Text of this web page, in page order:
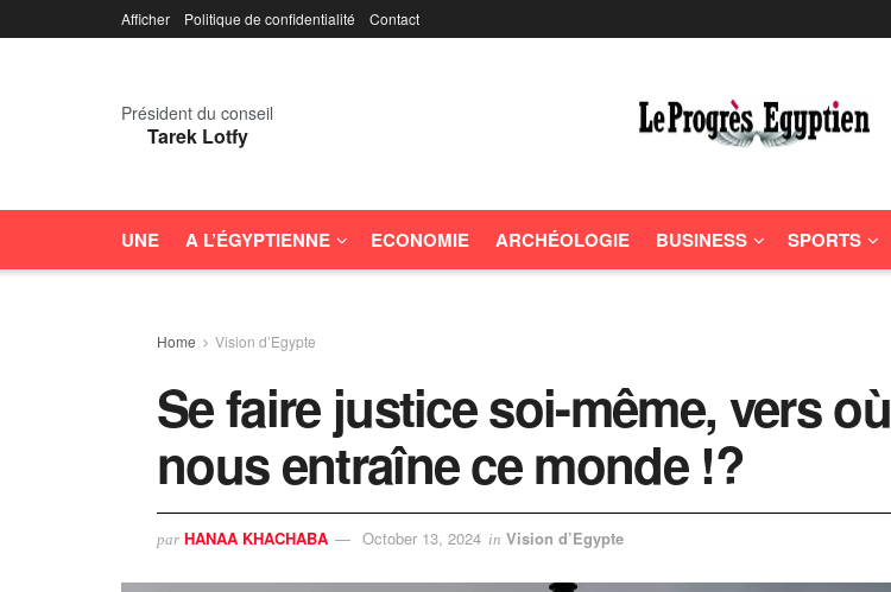
Afficher Politique de confidentialité Contact
Président du conseil
Tarek Lotfy
UNE A L’ÉGYPTIENNE ECONOMIE ARCHÉOLOGIE BUSINESS SPORTS
Home Vision d’Egypte
Se faire justice soi-même, vers où
nous entraîne ce monde !?
par HANAA KHACHABA October 13, 2024 in Vision d’Egypte